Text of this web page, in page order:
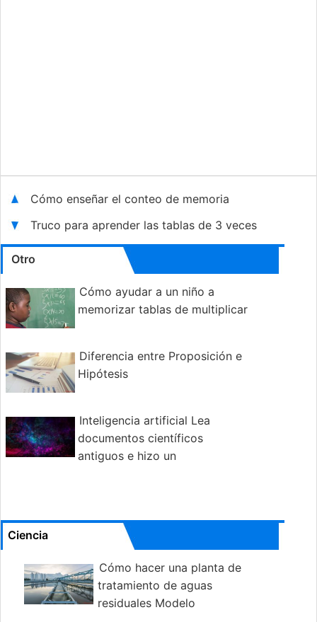
Cómo enseñar el conteo de memoria
Truco para aprender las tablas de 3 veces
Otro
Cómo ayudar a un niño a
memorizar tablas de multiplicar
Diferencia entre Proposición e
Hipótesis
Inteligencia artificial Lea
documentos científicos
antiguos e hizo un
Ciencia
Cómo hacer una planta de
tratamiento de aguas
residuales Modelo